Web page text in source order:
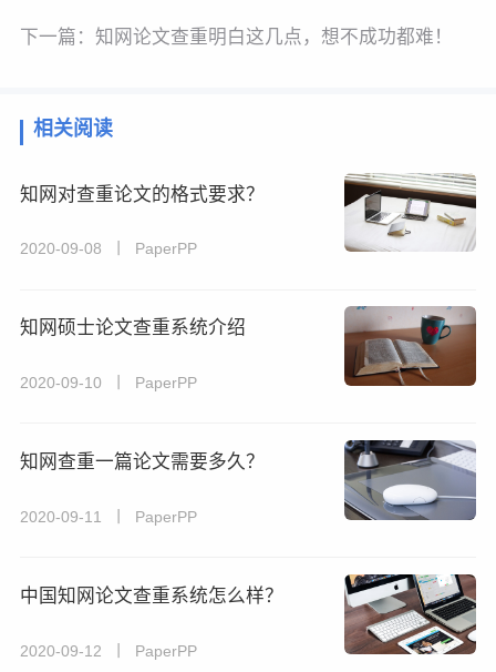
下一篇： 知网论文查重明白这几点，想不成功都难！
相关阅读
知网对查重论文的格式要求？
2020-09-08 丨 PaperPP
知网硕士论文查重系统介绍
2020-09-10 丨 PaperPP
知网查重一篇论文需要多久？
2020-09-11 丨 PaperPP
中国知网论文查重系统怎么样？
2020-09-12 丨 PaperPP